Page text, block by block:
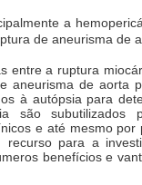
a
de aneurisma de
entre a ruptura
aneurisma de aorta
à autópsia para
são subutilizados
e até mesmo por
recurso para a
benefícios e